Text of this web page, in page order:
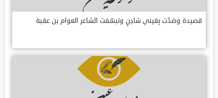
قصيدة وصَدَّت بِعَيني شادِنٍ وتبسّمَت الشاعر العوام بن عقبة